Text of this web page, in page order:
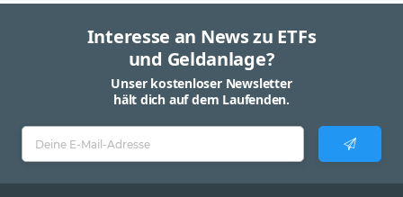
Interesse an News zu ETFs
und Geldanlage?
Unser kostenloser Newsletter
hält dich auf dem Laufenden.